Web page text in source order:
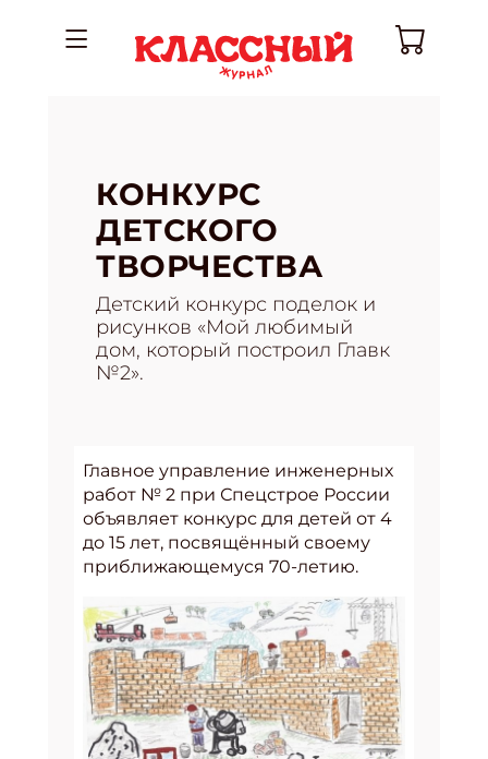
КОНКУРС
ДЕТСКОГО
ТВОРЧЕСТВА
Детский конкурс поделок и
рисунков «Мой любимый
дом, который построил Главк
№2».
Главное управление инженерных
работ № 2 при Спецстрое России
объявляет конкурс для детей от 4
до 15 лет, посвящённый своему
приближающемуся 70-летию.